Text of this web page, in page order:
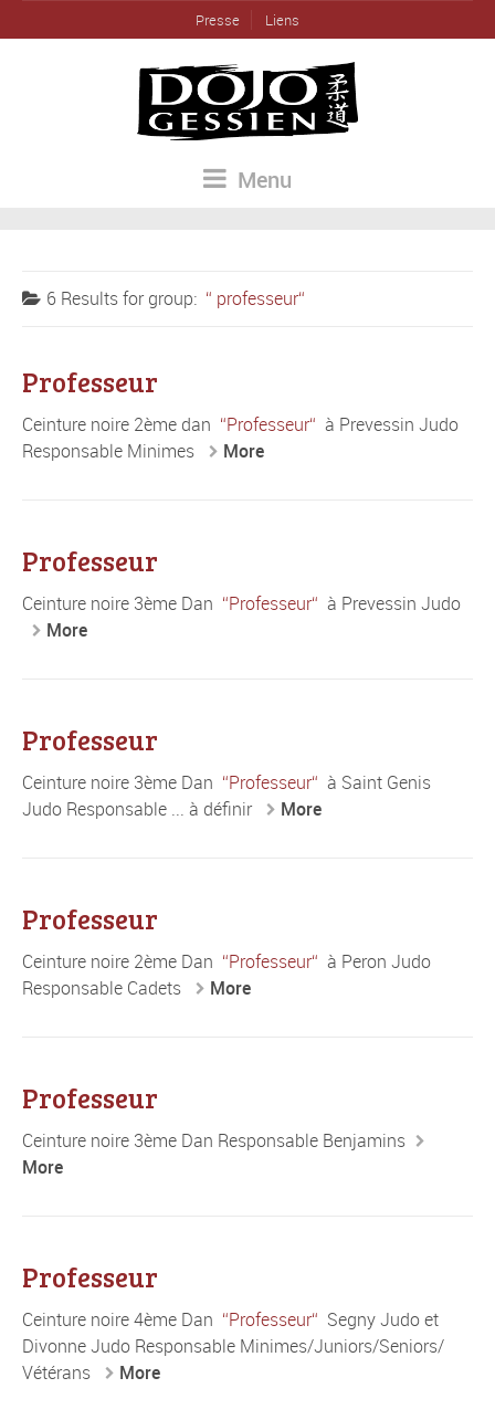
Presse Liens
Menu
6 Results forgroup: professeur
Professeur
Ceinture noire 2ème dan Professeur
à Prevessin Judo
Responsable Minimes
More
Professeur
Ceinture noire 3ème Dan Professeur
à Prevessin Judo
More
Professeur
Ceinture noire 3ème Dan Professeur
à Saint Genis
Judo Responsable ... à définir
More
Professeur
Ceinture noire 2ème Dan Professeur
à Peron Judo
Responsable Cadets
More
Professeur
Ceinture noire 3ème Dan Responsable Benjamins
More
Professeur
Ceinture noire 4ème Dan Professeur
Segny Judo et
Divonne Judo Responsable Minimes/Juniors/Seniors/
Vétérans
More